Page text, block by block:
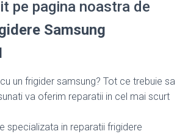
pe pagina noastra de
Samsung
un frigider samsung? Tot ce trebuie sa
va oferim reparatii in cel mai scurt
specializata in reparatii frigidere